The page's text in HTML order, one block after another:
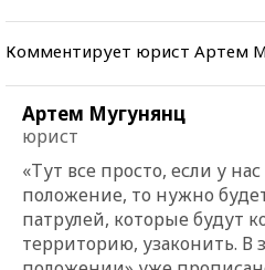
Комментирует юрист Артем
Артем Мугунянц
юрист
«Тут все просто, если у
положение, то нужно
патрулей, которые будут
территорию, узаконить. В